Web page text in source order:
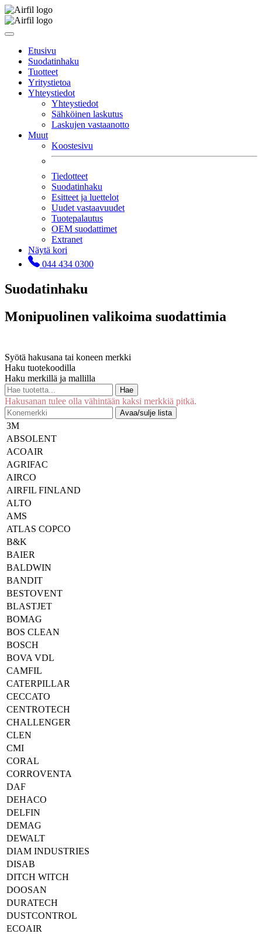
Etusivu
Suodatinhaku
Tuotteet
Yritystietoa
Yhteystiedot
Yhteystiedot
Sähköinen laskutus
Laskujen vastaanotto
Muut
Koostesivu
Tiedotteet
Suodatinhaku
Esitteet ja luettelot
Uudet vastaavuudet
Tuotepalautus
OEM suodattimet
Extranet
Näytä kori
044 434 0300
Suodatinhaku
Monipuolinen valikoima suodattimia
Syötä hakusana tai koneen merkki
Haku tuotekoodilla
Haku merkillä ja mallilla
Hae
Hakusanan tulee olla vähintään kaksi merkkiä pitkä.
Avaa/sulje lista
3M
ABSOLENT
ACOAIR
AGRIFAC
AIRCO
AIRFIL FINLAND
ALTO
AMS
ATLAS COPCO
B&K
BAIER
BALDWIN
BANDIT
BESTOVENT
BLASTJET
BOMAG
BOS CLEAN
BOSCH
BOVA VDL
CAMFIL
CATERPILLAR
CECCATO
CENTROTECH
CHALLENGER
CLEN
CMI
CORAL
CORROVENTA
DAF
DEHACO
DELFIN
DEMAG
DEWALT
DIAM INDUSTRIES
DISAB
DITCH WITCH
DOOSAN
DURATECH
DUSTCONTROL
ECOAIR